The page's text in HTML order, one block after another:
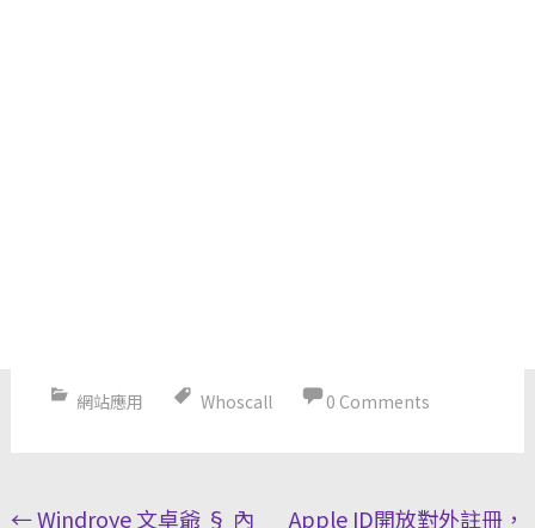
網站應用 Whoscall 0 Comments
Post
←Windroye 文卓爺 § 內 Apple ID開放對外註冊，